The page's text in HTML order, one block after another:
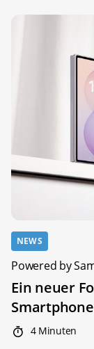
NEWS
Powered by
Ein neuer
4 Minuten